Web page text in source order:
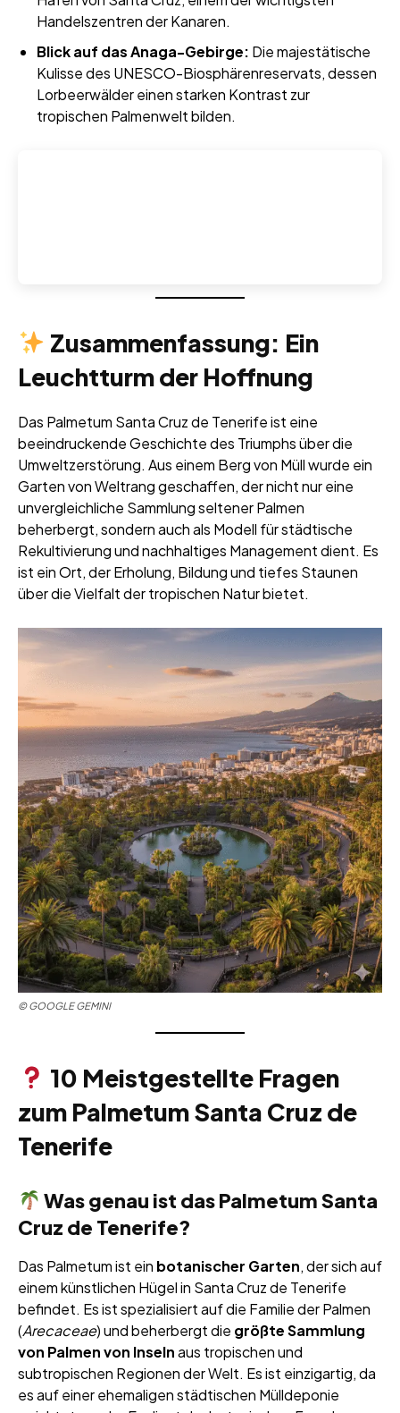
Handelszentren der Kanaren.
Blick auf das Anaga-Gebirge: Die majestätische
Kulisse des UNESCO-Biosphärenreservats, dessen
Lorbeerwälder einen starken Kontrast zur
tropischen Palmenwelt bilden.
Zusammenfassung: Ein
Leuchtturm der Hoffnung
Das Palmetum Santa Cruz de Tenerife ist eine
beeindruckende Geschichte des Triumphs über die
Umweltzerstörung. Aus einem Berg von Müll wurde ein
Garten von Weltrang geschaffen, der nicht nur eine
unvergleichliche Sammlung seltener Palmen
beherbergt, sondern auch als Modell für städtische
Rekultivierung und nachhaltiges Management dient. Es
ist ein Ort, der Erholung, Bildung und tiefes Staunen
über die Vielfalt der tropischen Natur bietet.
©GOOGLE GEMINI
10 Meistgestellte Fragen
zum Palmetum Santa Cruz de
Tenerife
Was genau ist das Palmetum Santa
Cruz de Tenerife?
Das Palmetum ist ein botanischer Garten, der sich auf
einem künstlichen Hügel in Santa Cruz de Tenerife
befindet. Es ist spezialisiert auf die Familie der Palmen
(Arecaceae) und beherbergt die größte Sammlung
von Palmen von Inselnaus tropischen und
subtropischen Regionen der Welt. Es ist einzigartig, da
es auf einer ehemaligen städtischen Mülldeponie